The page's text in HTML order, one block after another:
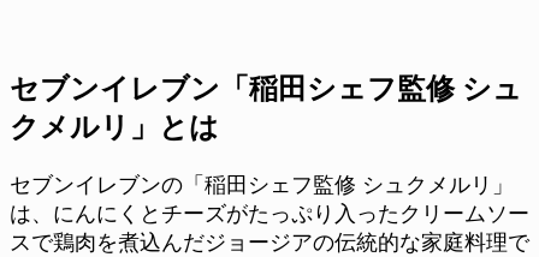
セブンイレブン「稲田シェフ監修 シュ
クメルリ」とは
セブンイレブンの「稲田シェフ監修 シュクメルリ」
は、にんにくとチーズがたっぷり入ったクリームソー
スで鶏肉を煮込んだジョージアの伝統的な家庭料理で